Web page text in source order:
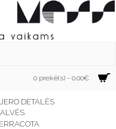
0 prekė(s) - 0.00€
DETALĖS